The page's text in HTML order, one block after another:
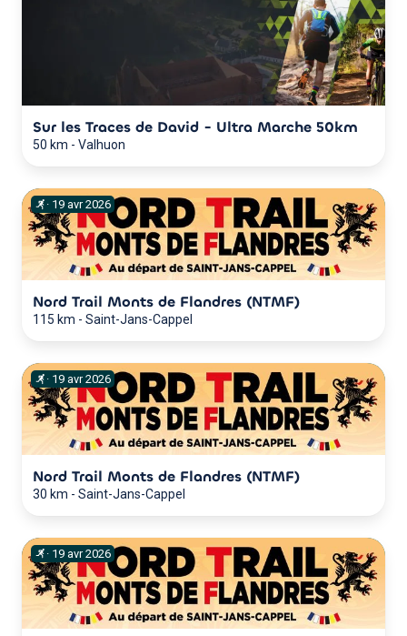
Sur les Traces de David - Ultra Marche 50km
50 km - Valhuon
· 19 avr 2026
Nord Trail Monts de Flandres (NTMF)
115 km - Saint-Jans-Cappel
· 19 avr 2026
Nord Trail Monts de Flandres (NTMF)
30 km - Saint-Jans-Cappel
· 19 avr 2026